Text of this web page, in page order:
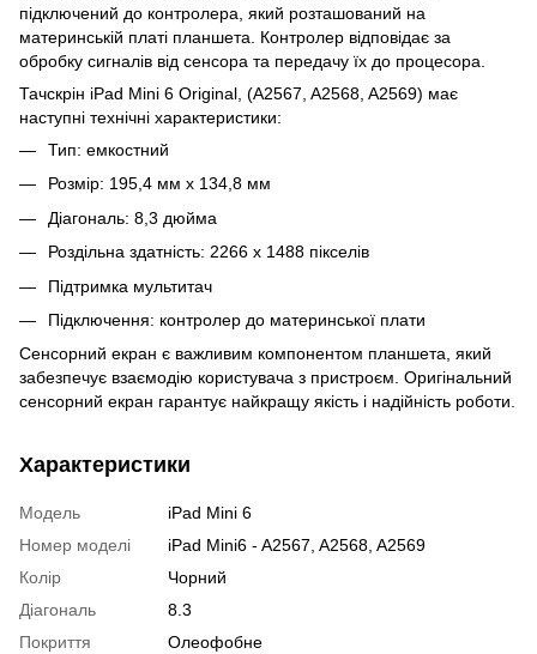
підключений до контролера, який розташований на
материнській платі планшета. Контролер відповідає за
обробку сигналів від сенсора та передачу їх до процесора.
Тачскрін iPad Mini 6 Original, (A2567, A2568, A2569) має
наступні технічні характеристики:
Тип: емкостний
Розмір: 195,4 мм x 134,8 мм
Діагональ: 8,3 дюйма
Роздільна здатність: 2266 x 1488 пікселів
Підтримка мультитач
Підключення: контролер до материнської плати
Сенсорний екран є важливим компонентом планшета, який
забезпечує взаємодію користувача з пристроєм. Оригінальний
сенсорний екран гарантує найкращу якість і надійність роботи.
Характеристики
Модель
iPad Mini 6
Номер моделі
iPad Mini6 - A2567, A2568, A2569
Колір
Чорний
Діагональ
8.3
Покриття
Олеофобне